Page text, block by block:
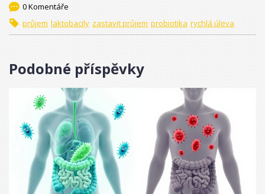
0 Komentáře
průjem laktobacily zastavit průjem probiotika rychlá úleva
Podobné příspěvky